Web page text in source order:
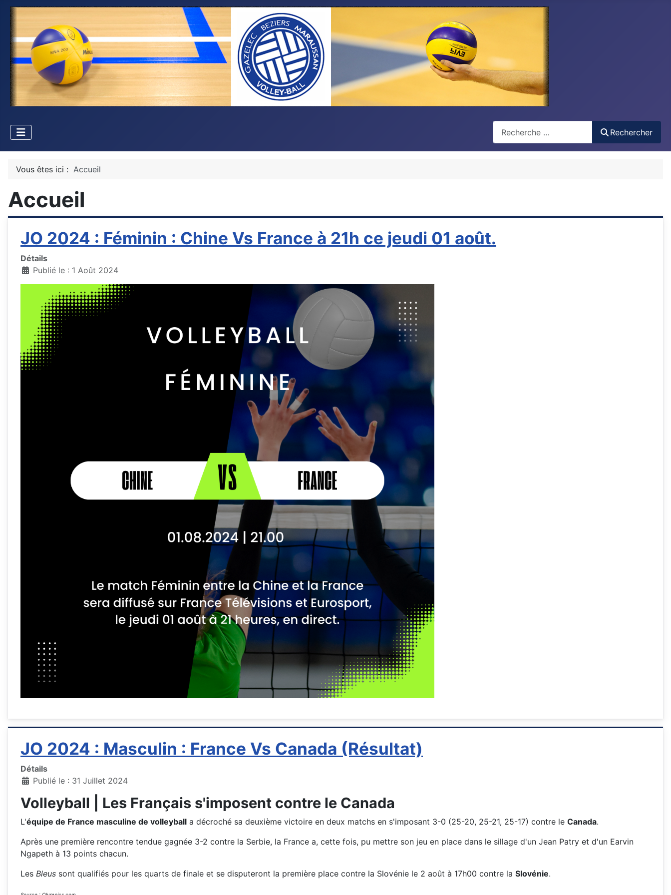
Rechercher
Vous êtes ici : Accueil
Accueil
JO 2024 : Féminin : Chine Vs France à 21h ce jeudi 01 août.
Détails
Publié le : 1 Août 2024
JO 2024 : Masculin : France Vs Canada (Résultat)
Détails
Publié le : 31 Juillet 2024
Volleyball | Les Français s'imposent contre le Canada
L'équipe de France masculine de volleyball a décroché sa deuxième victoire en deux matchs en s'imposant 3-0 (25-20, 25-21, 25-17) contre le Canada.
Après une première rencontre tendue gagnée 3-2 contre la Serbie, la France a, cette fois, pu mettre son jeu en place dans le sillage d'un Jean Patry et d'un Earvin
Ngapeth à 13 points chacun.
Les Bleus sont qualifiés pour les quarts de finale et se disputeront la première place contre la Slovénie le 2 août à 17h00 contre la Slovénie.